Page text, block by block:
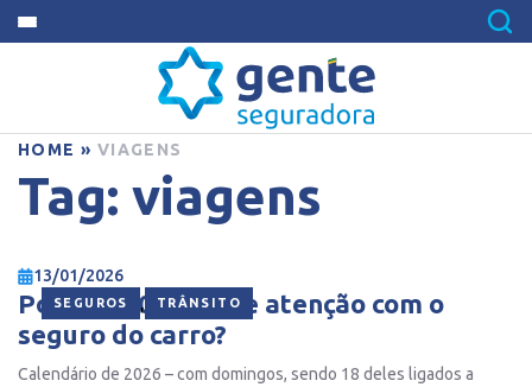
HOME » VIAGENS
Tag: viagens
SEGUROS , TRÂNSITO
13/01/2026
Por que 2026 exige atenção com o
seguro do carro?
Calendário de 2026 – com domingos, sendo 18 deles ligados a